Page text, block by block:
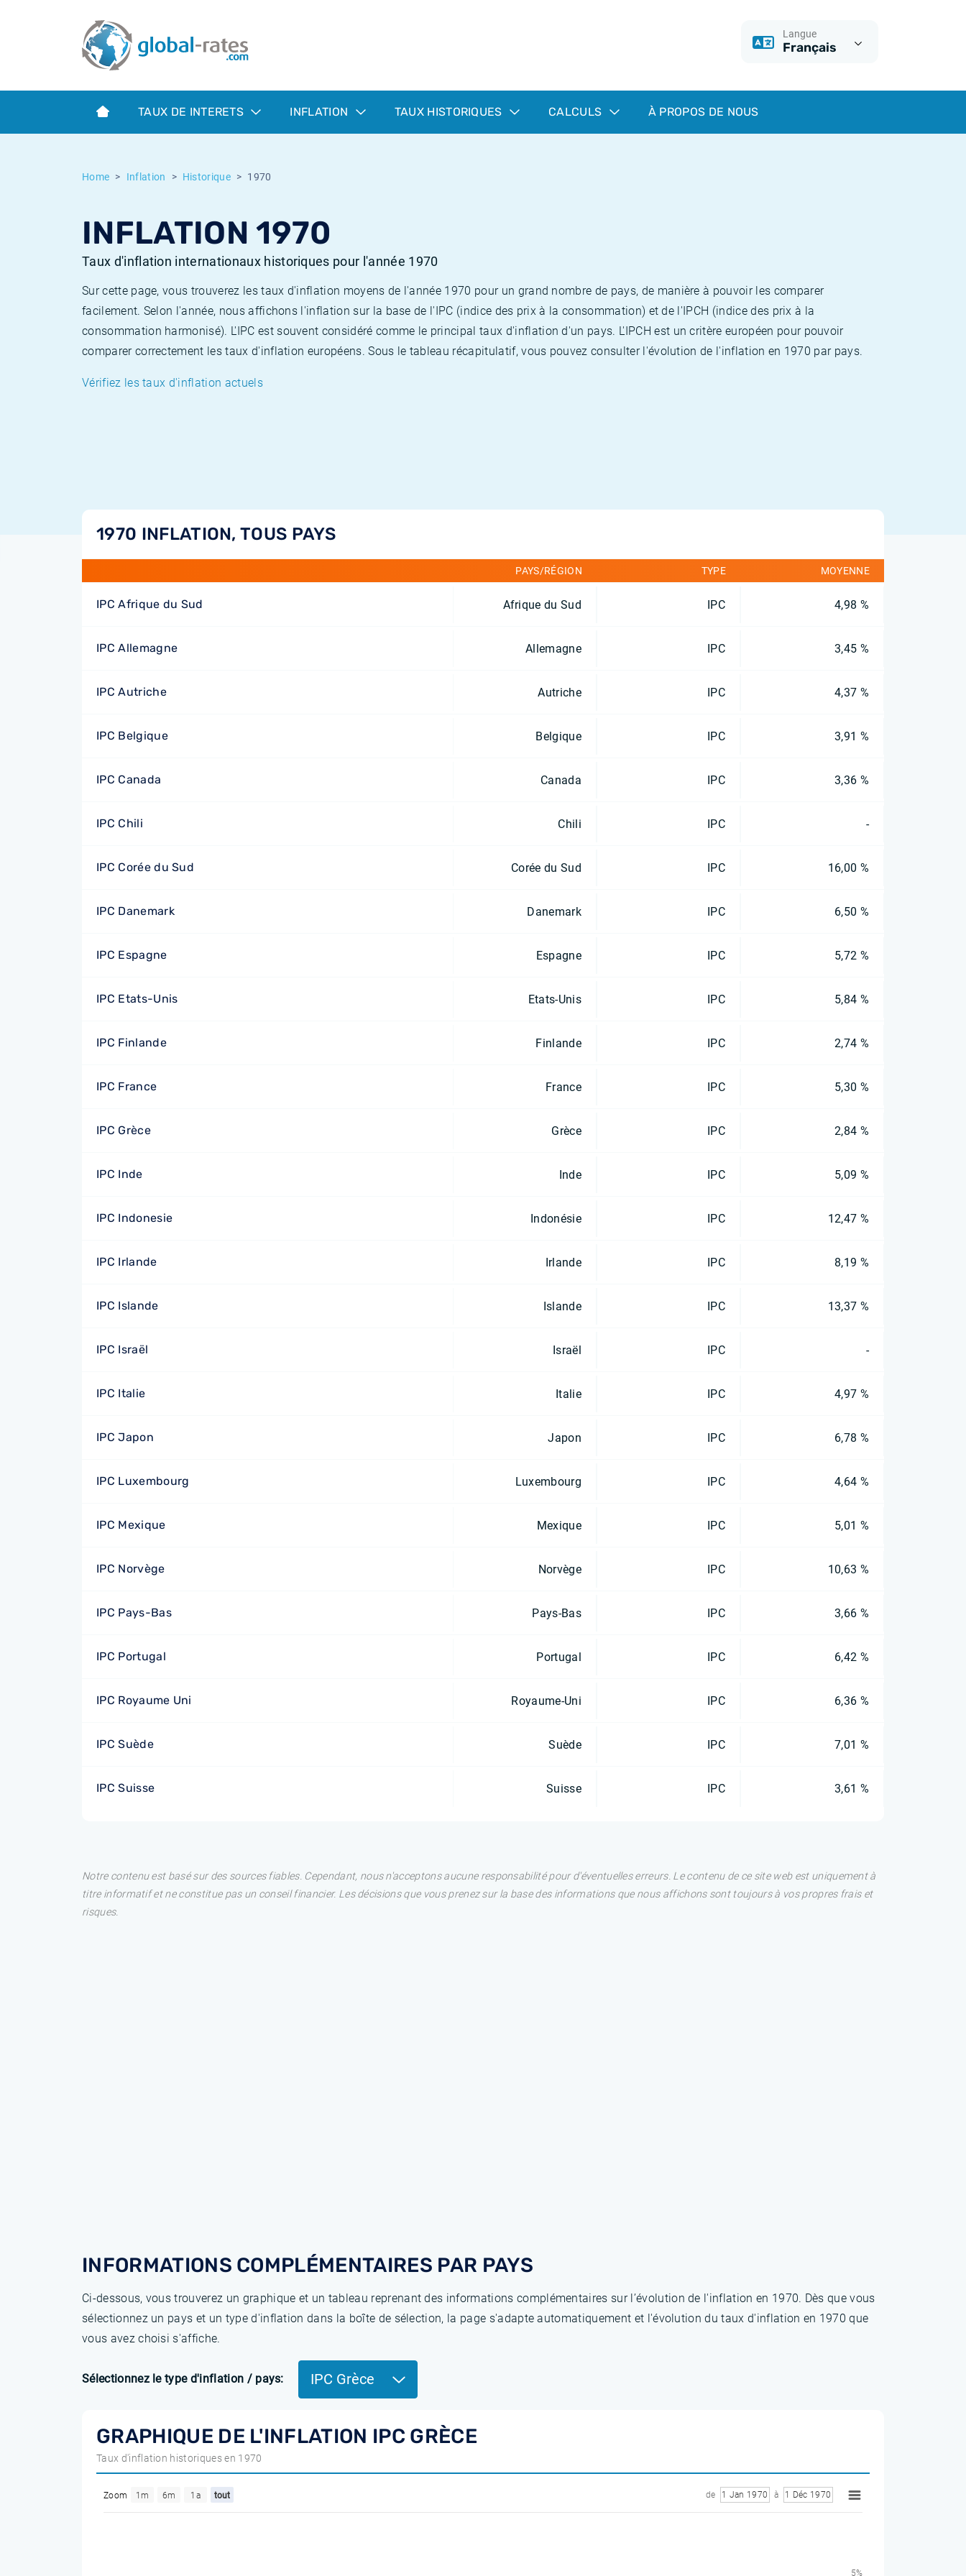
Langue
Français
TAUX DE INTERETS INFLATION TAUX HISTORIQUES CALCULS À PROPOS DE NOUS
Home Inflation Historique 1970
INFLATION 1970
Taux d'inflation internationaux historiques pour l'année 1970
Sur cette page, vous trouverez les taux d'inflation moyens de l'année 1970 pour un grand nombre de pays, de manière à pouvoir les comparer
facilement. Selon l'année, nous affichons l'inflation sur la base de l'IPC (indice des prix à la consommation) et de l'IPCH (indice des prix à la
consommation harmonisé). L'IPC est souvent considéré comme le principal taux d'inflation d'un pays. L'IPCH est un critère européen pour pouvoir
comparer correctement les taux d'inflation européens. Sous le tableau récapitulatif, vous pouvez consulter l'évolution de l'inflation en 1970 par pays.
Vérifiez les taux d'inflation actuels
1970 INFLATION, TOUS PAYS
PAYS/RÉGION TYPE MOYENNE
IPC Afrique du Sud Afrique du Sud IPC 4,98 %
IPC Allemagne Allemagne IPC 3,45 %
IPC Autriche Autriche IPC 4,37 %
IPC Belgique Belgique IPC 3,91 %
IPC Canada Canada IPC 3,36 %
IPC Chili Chili IPC -
IPC Corée du Sud Corée du Sud IPC 16,00 %
IPC Danemark Danemark IPC 6,50 %
IPC Espagne Espagne IPC 5,72 %
IPC Etats-Unis Etats-Unis IPC 5,84 %
IPC Finlande Finlande IPC 2,74 %
IPC France France IPC 5,30 %
IPC Grèce Grèce IPC 2,84 %
IPC Inde Inde IPC 5,09 %
IPC Indonesie Indonésie IPC 12,47 %
IPC Irlande Irlande IPC 8,19 %
IPC Islande Islande IPC 13,37 %
IPC Israël Israël IPC -
IPC Italie Italie IPC 4,97 %
IPC Japon Japon IPC 6,78 %
IPC Luxembourg Luxembourg IPC 4,64 %
IPC Mexique Mexique IPC 5,01 %
IPC Norvège Norvège IPC 10,63 %
IPC Pays-Bas Pays-Bas IPC 3,66 %
IPC Portugal Portugal IPC 6,42 %
IPC Royaume Uni Royaume-Uni IPC 6,36 %
IPC Suède Suède IPC 7,01 %
IPC Suisse Suisse IPC 3,61 %
Notre contenu est basé sur des sources fiables. Cependant, nous n'acceptons aucune responsabilité pour d'éventuelles erreurs. Le contenu de ce site web est uniquement à
titre informatif et ne constitue pas un conseil financier. Les décisions que vous prenez sur la base des informations que nous affichons sont toujours à vos propres frais et
risques.
INFORMATIONS COMPLÉMENTAIRES PAR PAYS
Ci-dessous, vous trouverez un graphique et un tableau reprenant des informations complémentaires sur l’évolution de l'inflation en 1970. Dès que vous
sélectionnez un pays et un type d'inflation dans la boîte de sélection, la page s'adapte automatiquement et l'évolution du taux d'inflation en 1970 que
vous avez choisi s'affiche.
Sélectionnez le type d'inflation / pays: IPC Grèce
GRAPHIQUE DE L'INFLATION IPC GRÈCE
Taux d'inflation historiques en 1970
Zoom 1m 6m 1a tout de 1 Jan 1970 à 1 Déc 1970
5%
Term SOFR
Qu'est-ce que l'inflation IPC?
Qu'est-ce que l'inflation IPCH?
Taux Euribor historiques
Taux ESTER historiques
Taux d'inflation historiques
Calculateur d’inflation